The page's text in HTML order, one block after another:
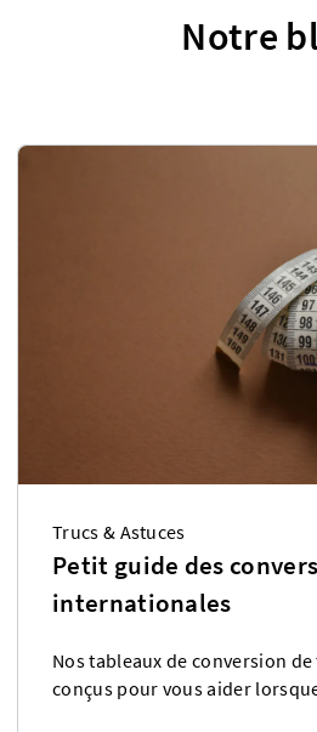
Notre
Trucs & Astuces
Petit guide des
internationales
Nos tableaux de conversion
conçus pour vous aider